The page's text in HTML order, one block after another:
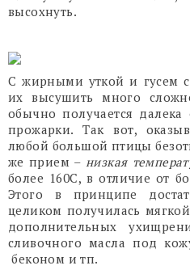
высохнуть.
С жирными уткой и гусем
их высушить много
обычно получается далека
прожарки. Так вот,
любой большой птицы
же прием – низкая
более 160С, в отличие от
Этого в принципе
целиком получилась
дополнительных
сливочного масла под
беконом и тп.